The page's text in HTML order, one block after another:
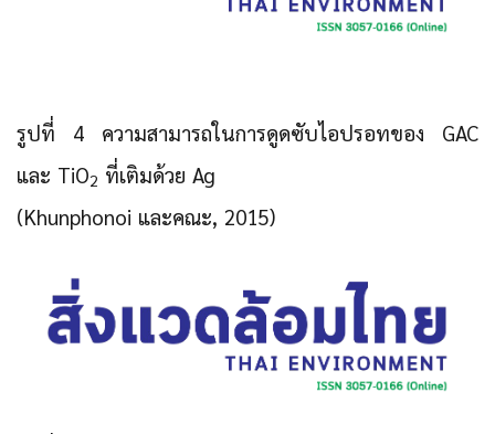
รูปที่ 4 ความสามารถในการดูดซับไอปรอทของ GAC
และ TiO2 ที่เติมด้วย Ag
(Khunphonoi และคณะ, 2015)